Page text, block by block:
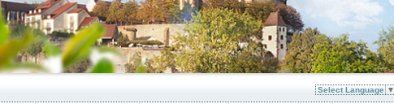
Select Language ▼